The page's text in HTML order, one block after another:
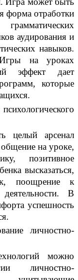
форма отработки
аудирования и
навыков.
на уроках
эффект дает
которые
целый арсенал
на уроке,
позитивное
высказаться,
поощрение к
деятельности. В
успешность
личностно-
можно
личностно-